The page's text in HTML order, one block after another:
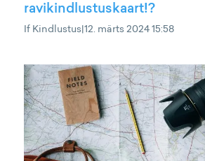
ravikindlustuskaart!?
If Kindlustus|12. märts 2024 15:58